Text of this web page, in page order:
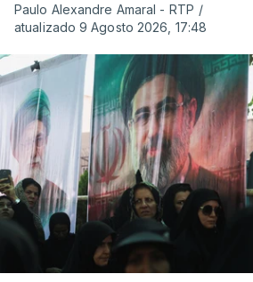
Paulo Alexandre Amaral - RTP /
atualizado 9 Agosto 2026, 17:48